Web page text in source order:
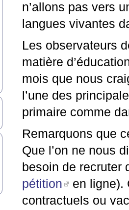
n’allons pas vers
langues vivantes
Les observateurs
matière
mois que nous
l’une des
primaire comme
Remarquons que
Que l’on ne nous
besoin de recruter
pétition
en ligne).
contractuels ou